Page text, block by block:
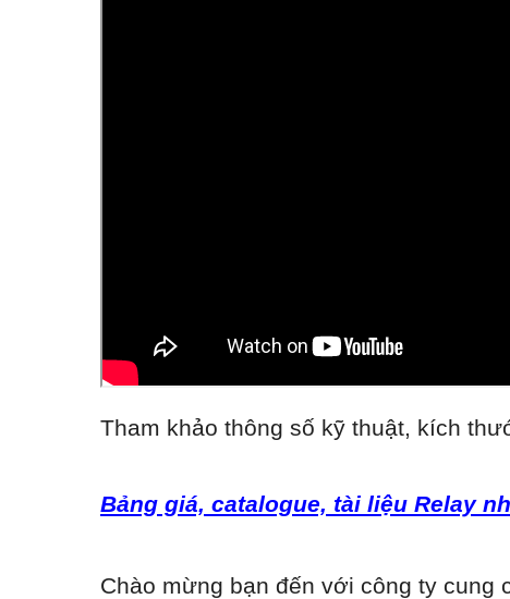
Tham khảo thông số kỹ thuật, kích
Bảng giá, catalogue, tài liệu Relay
Chào mừng bạn đến với công ty cung